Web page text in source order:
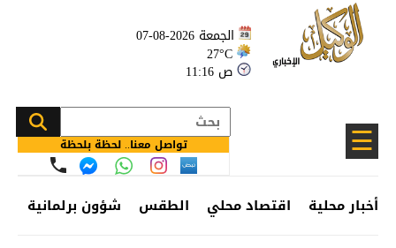
الجمعة 2026-08-07
27°C
11:16 ص
☰ تواصل معنا.. لحظة بلحظة
أخبار محلية اقتصاد محلي الطقس شؤون برلمانية